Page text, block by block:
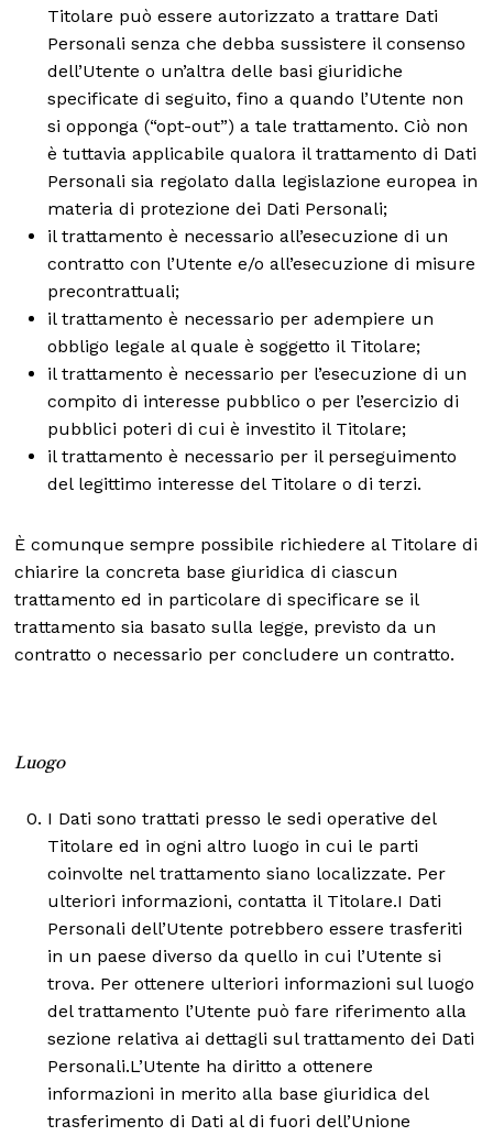
Titolare può essere autorizzato a trattare Dati
Personali senza che debba sussistere il consenso
dell’Utente o un’altra delle basi giuridiche
specificate di seguito, fino a quando l’Utente non
si opponga (“opt-out”) a tale trattamento. Ciò non
è tuttavia applicabile qualora il trattamento di Dati
Personali sia regolato dalla legislazione europea in
materia di protezione dei Dati Personali;
il trattamento è necessario all’esecuzione di un
contratto con l’Utente e/o all’esecuzione di misure
precontrattuali;
il trattamento è necessario per adempiere un
obbligo legale al quale è soggetto il Titolare;
il trattamento è necessario per l’esecuzione di un
compito di interesse pubblico o per l’esercizio di
pubblici poteri di cui è investito il Titolare;
il trattamento è necessario per il perseguimento
del legittimo interesse del Titolare o di terzi.
È comunque sempre possibile richiedere al Titolare di
chiarire la concreta base giuridica di ciascun
trattamento ed in particolare di specificare se il
trattamento sia basato sulla legge, previsto da un
contratto o necessario per concludere un contratto.
Luogo
I Dati sono trattati presso le sedi operative del
Titolare ed in ogni altro luogo in cui le parti
coinvolte nel trattamento siano localizzate. Per
ulteriori informazioni, contatta il Titolare.I Dati
Personali dell’Utente potrebbero essere trasferiti
in un paese diverso da quello in cui l’Utente si
trova. Per ottenere ulteriori informazioni sul luogo
del trattamento l’Utente può fare riferimento alla
sezione relativa ai dettagli sul trattamento dei Dati
Personali.L’Utente ha diritto a ottenere
informazioni in merito alla base giuridica del
trasferimento di Dati al di fuori dell’Unione